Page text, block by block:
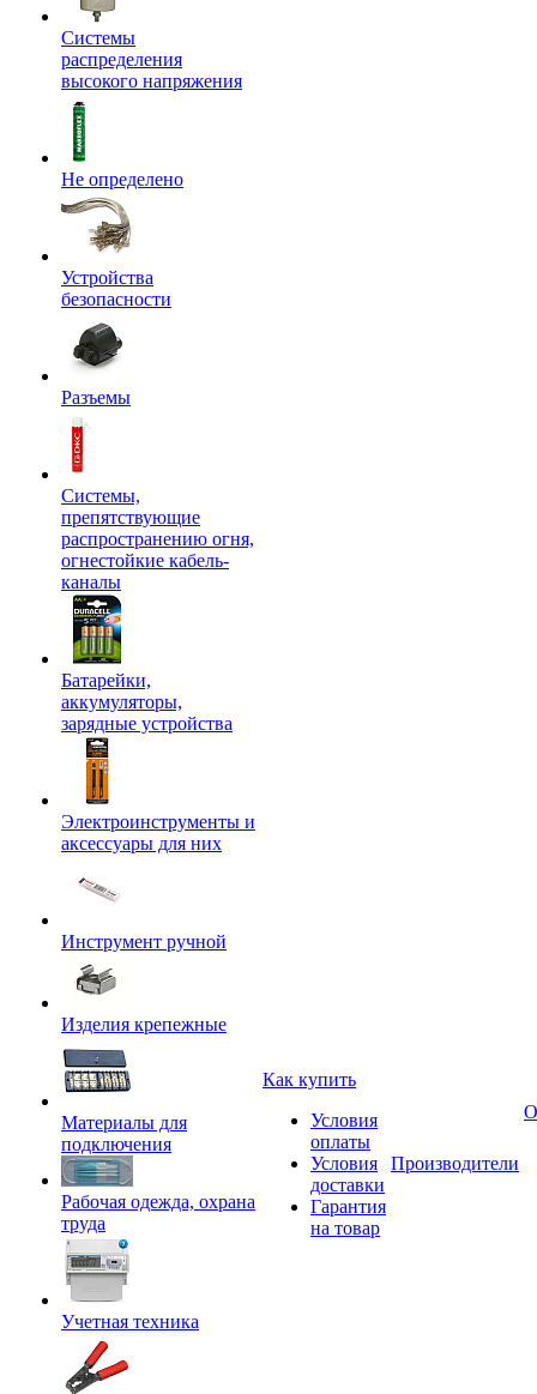
Системы
распределения
высокого напряжения
Не определено
Устройства
безопасности
Разъемы
Системы,
препятствующие
распространению огня,
огнестойкие кабель-
каналы
Батарейки,
аккумуляторы,
зарядные устройства
Электроинструменты и
аксессуары для них
Инструмент ручной
Изделия крепежные
Материалы для
подключения
Рабочая одежда, охрана
труда
Учетная техника
Как купить
Условия
оплаты
Условия
доставки
Гарантия
на товар
Производители